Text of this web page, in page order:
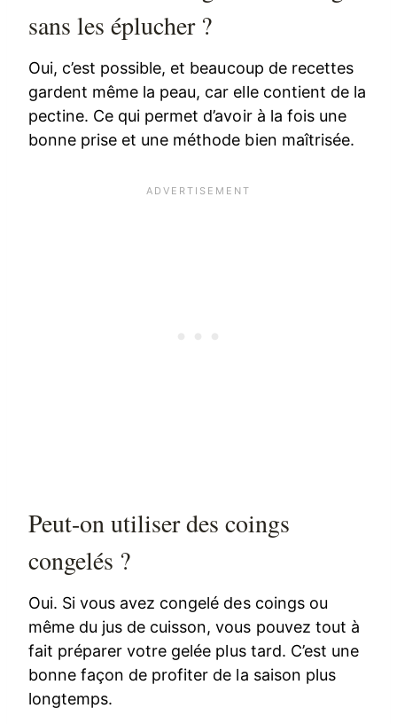
sans les éplucher ?
Oui, c’est possible, et beaucoup de recettes
gardent même la peau, car elle contient de la
pectine. Ce qui permet d’avoir à la fois une
bonne prise et une méthode bien maîtrisée.
Peut-on utiliser des coings
congelés ?
Oui. Si vous avez congelé des coings ou
même du jus de cuisson, vous pouvez tout à
fait préparer votre gelée plus tard. C’est une
bonne façon de profiter de la saison plus
longtemps.